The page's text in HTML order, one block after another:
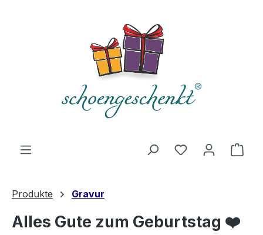
Du hast 0
Produkte Gravur
Alles Gute zum Geburtstag ❤️